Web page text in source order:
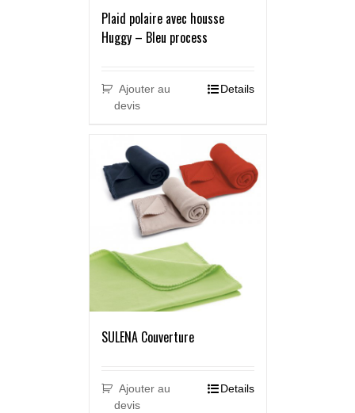
Plaid polaire avec housse
Huggy – Bleu process
Ajouter au
devis
Details
SULENA Couverture
Ajouter au
devis
Details